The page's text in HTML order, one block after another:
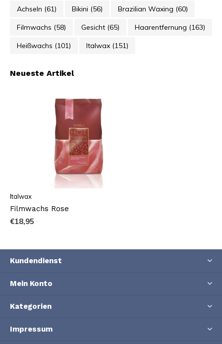
Achseln (61) Bikini (56) Brazilian Waxing (60)
Filmwachs (58) Gesicht (65) Haarentfernung (163)
Heißwachs (101) Italwax (151)
Neueste Artikel
Italwax
Filmwachs Rose
€18,95
Kundendienst
Mein Konto
Kategorien
Impressum